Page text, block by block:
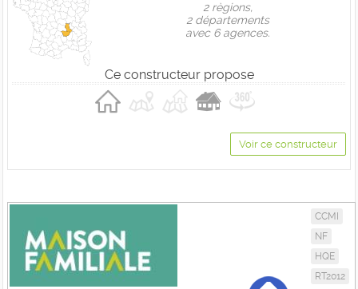
2 règions,
2 départements
avec 6 agences.
Ce constructeur propose
Voir ce constructeur
CCMI
NF
HQE
RT2012